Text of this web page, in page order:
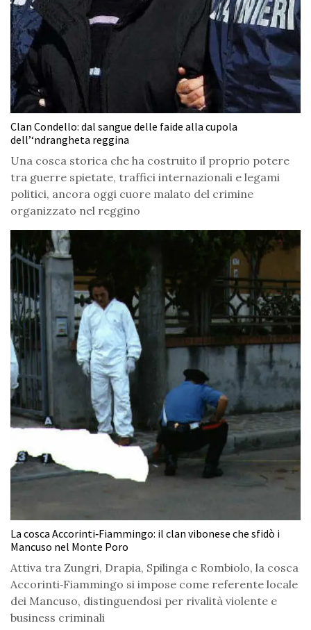
Clan Condello: dal sangue delle faide alla cupola
dell’‘ndrangheta reggina
Una cosca storica che ha costruito il proprio potere
tra guerre spietate, traffici internazionali e legami
politici, ancora oggi cuore malato del crimine
organizzato nel reggino
La cosca Accorinti‑Fiammingo: il clan vibonese che sfidò i
Mancuso nel Monte Poro
Attiva tra Zungri, Drapia, Spilinga e Rombiolo, la cosca
Accorinti‑Fiammingo si impose come referente locale
dei Mancuso, distinguendosi per rivalità violente e
business criminali